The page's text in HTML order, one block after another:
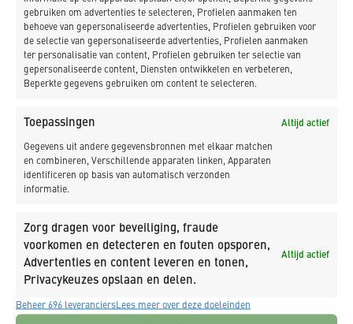
gebruiken om advertenties te selecteren, Profielen aanmaken ten
behoeve van gepersonaliseerde advertenties, Profielen gebruiken voor
de selectie van gepersonaliseerde advertenties, Profielen aanmaken
ter personalisatie van content, Profielen gebruiken ter selectie van
gepersonaliseerde content, Diensten ontwikkelen en verbeteren,
Beperkte gegevens gebruiken om content te selecteren.
Toepassingen Altijd actief
Gegevens uit andere gegevensbronnen met elkaar matchen
en combineren, Verschillende apparaten linken, Apparaten
identificeren op basis van automatisch verzonden
informatie.
Zorg dragen voor beveiliging, fraude
voorkomen en detecteren en fouten opsporen,
Advertenties en content leveren en tonen,
Privacykeuzes opslaan en delen.
Altijd actief
Beheer 696 leveranciersLees meer over deze doeleinden
Purmerend
NIEUWSBRIEF